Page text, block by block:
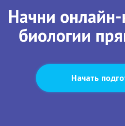
Начни онлайн-
биологии
Начать